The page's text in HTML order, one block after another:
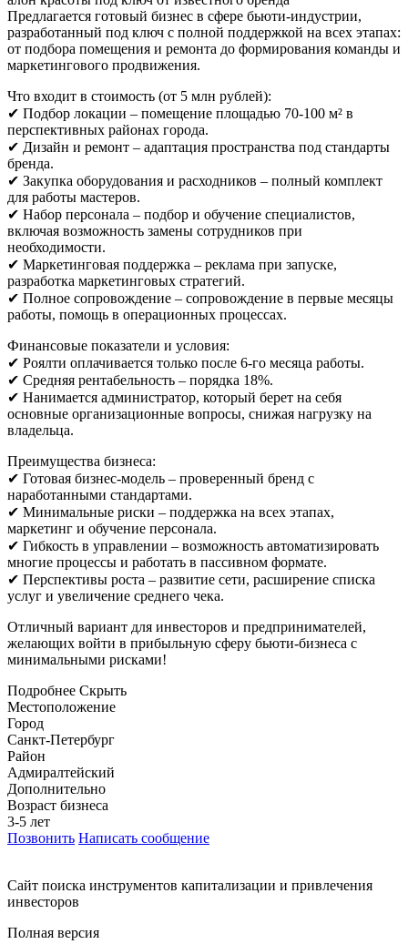
Предлагается готовый бизнес в сфере бьюти-индустрии,
разработанный под ключ с полной поддержкой на всех этапах:
от подбора помещения и ремонта до формирования команды и
маркетингового продвижения.
Что входит в стоимость (от 5 млн рублей):
✔ Подбор локации – помещение площадью 70-100 м² в
перспективных районах города.
✔ Дизайн и ремонт – адаптация пространства под стандарты
бренда.
✔ Закупка оборудования и расходников – полный комплект
для работы мастеров.
✔ Набор персонала – подбор и обучение специалистов,
включая возможность замены сотрудников при
необходимости.
✔ Маркетинговая поддержка – реклама при запуске,
разработка маркетинговых стратегий.
✔ Полное сопровождение – сопровождение в первые месяцы
работы, помощь в операционных процессах.
Финансовые показатели и условия:
✔ Роялти оплачивается только после 6-го месяца работы.
✔ Средняя рентабельность – порядка 18%.
✔ Нанимается администратор, который берет на себя
основные организационные вопросы, снижая нагрузку на
владельца.
Преимущества бизнеса:
✔ Готовая бизнес-модель – проверенный бренд с
наработанными стандартами.
✔ Минимальные риски – поддержка на всех этапах,
маркетинг и обучение персонала.
✔ Гибкость в управлении – возможность автоматизировать
многие процессы и работать в пассивном формате.
✔ Перспективы роста – развитие сети, расширение списка
услуг и увеличение среднего чека.
Отличный вариант для инвесторов и предпринимателей,
желающих войти в прибыльную сферу бьюти-бизнеса с
минимальными рисками!
Подробнее Скрыть
Местоположение
Город
Санкт-Петербург
Район
Адмиралтейский
Дополнительно
Возраст бизнеса
3-5 лет
Позвонить Написать сообщение
Cайт поиска инструментов капитализации и привлечения
инвесторов
Полная версия